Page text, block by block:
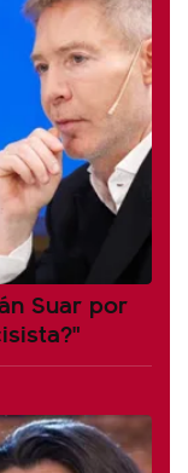
Suar por